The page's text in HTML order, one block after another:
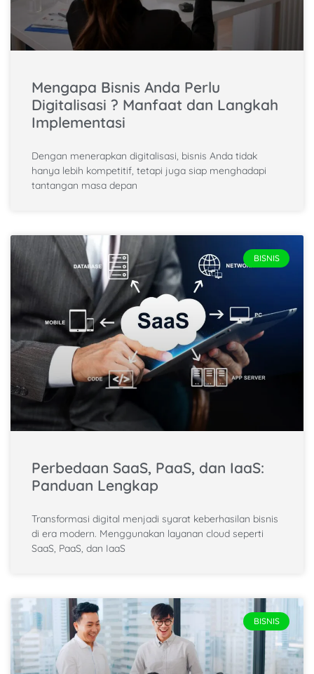
Mengapa Bisnis Anda Perlu
Digitalisasi ? Manfaat dan Langkah
Implementasi
Dengan menerapkan digitalisasi, bisnis Anda tidak
hanya lebih kompetitif, tetapi juga siap menghadapi
tantangan masa depan
BISNIS
Perbedaan SaaS, PaaS, dan IaaS:
Panduan Lengkap
Transformasi digital menjadi syarat keberhasilan bisnis
di era modern. Menggunakan layanan cloud seperti
SaaS, PaaS, dan IaaS
BISNIS